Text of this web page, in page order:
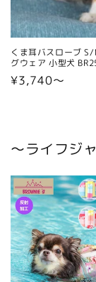
くま耳バスローブ
グウェア 小型犬
通
¥3,740〜
〜ライフジ